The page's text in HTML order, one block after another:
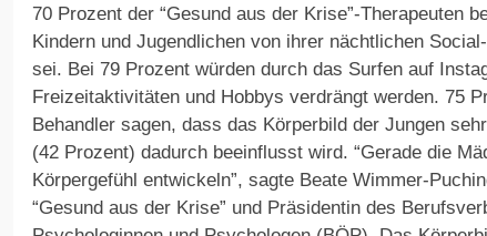
70 Prozent der “Gesund aus der Krise”-Therapeuten
Kindern und Jugendlichen von ihrer nächtlichen
sei. Bei 79 Prozent würden durch das Surfen auf
Freizeitaktivitäten und Hobbys verdrängt werden. 75
Behandler sagen, dass das Körperbild der Jungen
(42 Prozent) dadurch beeinflusst wird. “Gerade die
Körpergefühl entwickeln”, sagte Beate Wimmer-
“Gesund aus der Krise” und Präsidentin des